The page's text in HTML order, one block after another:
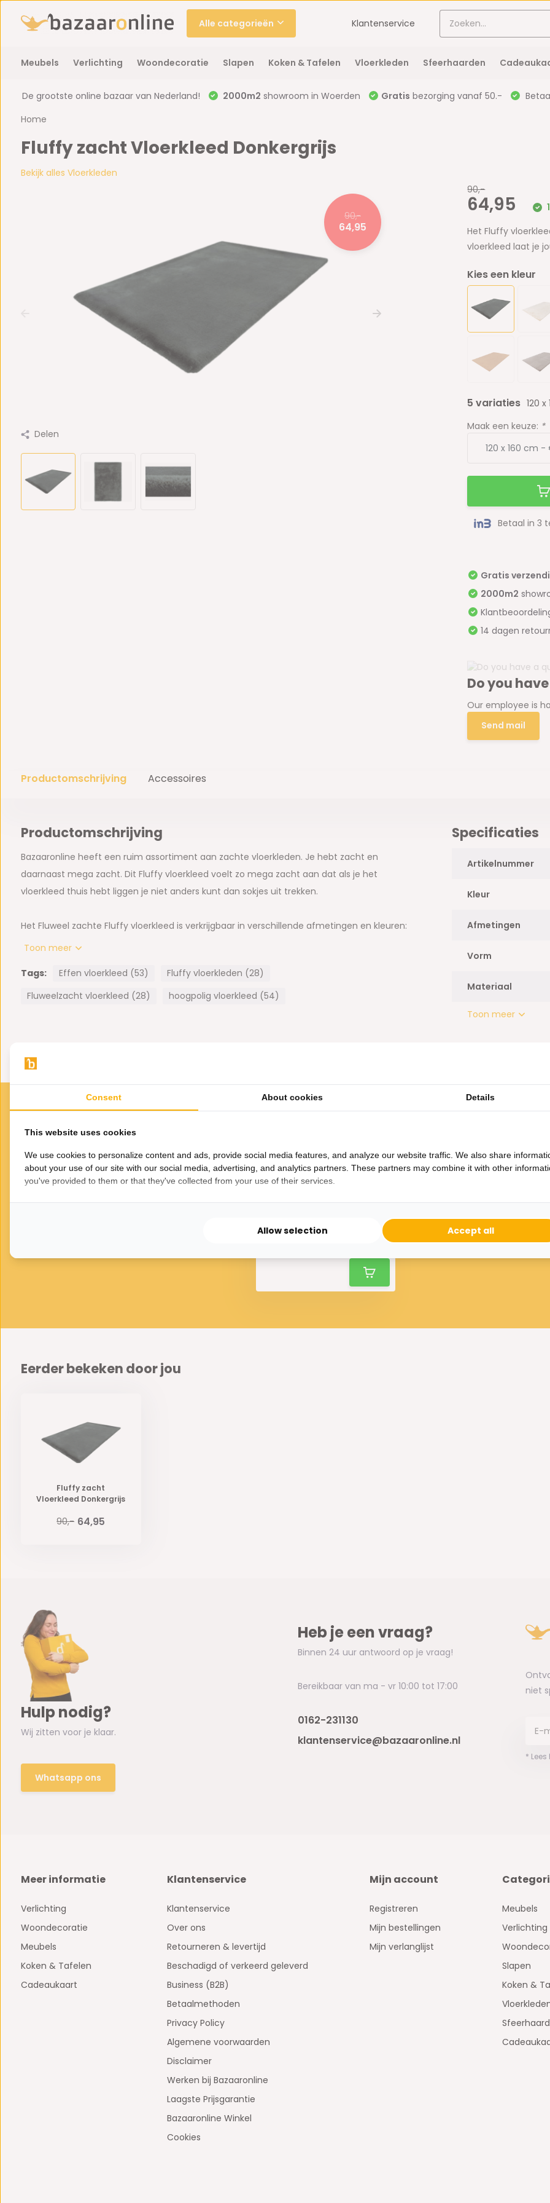
Alle categorieën Klantenservice
Meubels Verlichting Woondecoratie Slapen Koken & Tafelen Vloerkleden Sfeerhaarden
De grootste online bazaar van Nederland! 2000m2 showroom in Woerden Gratis bezorging vanaf 50.-
Home
Fluffy zacht Vloerkleed Donkergrijs
Bekijk alles Vloerkleden
90,-
64,95
Delen
90,-
64,95
Het Fluffy
vloerkleed laat je
Kies een kleur
5 variaties 120
Maak een keuze: *
Betaal in 3
Gratis
2000m2
14 dagen
Do you
Our employee is
Send mail
Productomschrijving Accessoires
Productomschrijving
Bazaaronline heeft een ruim assortiment aan zachte vloerkleden. Je hebt zacht en
daarnaast mega zacht. Dit Fluffy vloerkleed voelt zo mega zacht aan dat als je het
vloerkleed thuis hebt liggen je niet anders kunt dan sokjes uit trekken.
Het Fluweel zachte Fluffy vloerkleed is verkrijgbaar in verschillende afmetingen en kleuren:
-Beige
-Créme fluweelzacht fluffy vloerkleed
-Donkergrijsfluweelzacht fluffy vloerkleed
Afmeting(en):
- 80 x 150 cm
- 190 x 290 cm
Toon meer
Tags: Effen vloerkleed (53)
Fluffy vloerkleden (28)
Fluweelzacht vloerkleed (28)
hoogpolig vloerkleed (54)
Specificaties
Artikelnummer
Kleur
Afmetingen
Vorm
Materiaal
Toon meer
VOOR JOU GESELECTEERD
Gerelateerde
Donkergrijs - Rond
Eerder bekeken door jou
Fluffy zacht
Vloerkleed Donkergrijs
90,- 64,95
Hulp nodig?
Wij zitten voor je klaar.
Whatsapp ons
Heb je een vraag?
Binnen 24 uur antwoord op je vraag!
Bereikbaar van ma - vr 10:00 tot 17:00
0162-231130
klantenservice@bazaaronline.nl
niet
*
Meer informatie
Verlichting
Woondecoratie
Meubels
Koken & Tafelen
Cadeaukaart
Klantenservice
Klantenservice
Over ons
Retourneren & levertijd
Beschadigd of verkeerd geleverd
Business (B2B)
Betaalmethoden
Privacy Policy
Algemene voorwaarden
Disclaimer
Werken bij Bazaaronline
Laagste Prijsgarantie
Bazaaronline Winkel
Cookies
Mijn account
Registreren
Mijn bestellingen
Mijn verlanglijst
Meubels
Verlichting
Slapen
Koken &
Consent About cookies Details
This website uses cookies
We use cookies to personalize content and ads, provide social media features, and analyze our website traffic. We also share
about your use of our site with our social media, advertising, and analytics partners. These partners may combine it with other
you've provided to them or that they've collected from your use of their services.
Allow selection Accept all